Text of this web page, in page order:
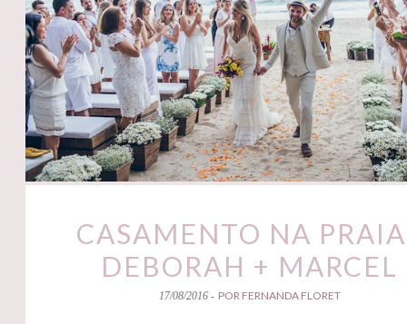
CASAMENTO NA
DEBORAH + MARCEL
17/08/2016 - POR FERNANDA FLORET